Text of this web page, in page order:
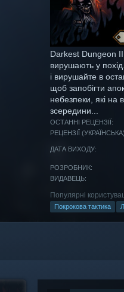
Darkest Dungeon II
вирушають у
і вирушайте в
щоб запобігти
небезпеки, які на
зсередини...
ОСТАННІ РЕЦЕНЗІЇ:
РЕЦЕНЗІЇ
ДАТА ВИХОДУ:
РОЗРОБНИК:
ВИДАВЕЦЬ:
Популярні
Покрокова тактика